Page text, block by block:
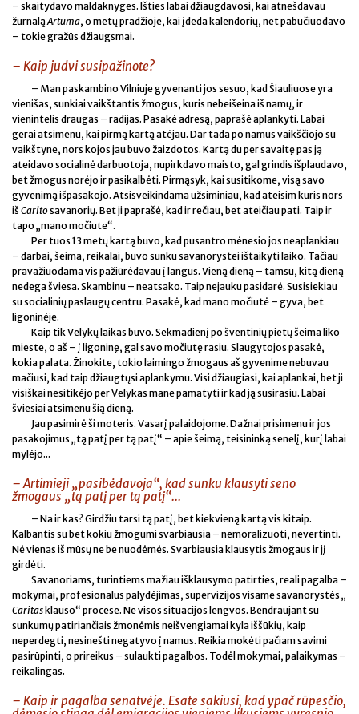
– skaitydavo maldaknyges. Išties labai džiaugdavosi, kai atnešdavau
žurnalą Artuma, o metų pradžioje, kai įdeda kalendorių, net pabučiuodavo
– tokie gražūs džiaugsmai.
– Kaip judvi susipažinote?
– Man paskambino Vilniuje gyvenanti jos sesuo, kad Šiauliuose yra
vienišas, sunkiai vaikštantis žmogus, kuris nebeišeina iš namų, ir
vienintelis draugas – radijas. Pasakė adresą, paprašė aplankyti. Labai
gerai atsimenu, kai pirmą kartą atėjau. Dar tada po namus vaikščiojo su
vaikštyne, nors kojos jau buvo žaizdotos. Kartą du per savaitę pas ją
ateidavo socialinė darbuotoja, nupirkdavo maisto, gal grindis išplaudavo,
bet žmogus norėjo ir pasikalbėti. Pirmąsyk, kai susitikome, visą savo
gyvenimą išpasakojo. Atsisveikindama užsiminiau, kad ateisim kuris nors
iš Caritosavanorių. Bet ji paprašė, kad ir rečiau, bet ateičiau pati. Taip ir
tapo „mano močiute“.
Per tuos 13 metų kartą buvo, kad pusantro mėnesio jos neaplankiau
– darbai, šeima, reikalai, buvo sunku savanorystei ištaikyti laiko. Tačiau
pravažiuodama vis pažiūrėdavau į langus. Vieną dieną – tamsu, kitą dieną
nedega šviesa. Skambinu – neatsako. Taip nejauku pasidarė. Susisiekiau
su socialinių paslaugų centru. Pasakė, kad mano močiutė – gyva, bet
ligoninėje.
Kaip tik Velykų laikas buvo. Sekmadienį po šventinių pietų šeima liko
mieste, o aš – į ligoninę, gal savo močiutę rasiu. Slaugytojos pasakė,
kokia palata. Žinokite, tokio laimingo žmogaus aš gyvenime nebuvau
mačiusi, kad taip džiaugtųsi aplankymu. Visi džiaugiasi, kai aplankai, bet ji
visiškai nesitikėjo per Velykas mane pamatyti ir kad ją susirasiu. Labai
šviesiai atsimenu šią dieną.
Jau pasimirė ši moteris. Vasarį palaidojome. Dažnai prisimenu ir jos
pasakojimus „tą patį per tą patį“ – apie šeimą, teisininką senelį, kurį labai
mylėjo...
– Artimieji „pasibėdavoja“, kad sunku klausyti seno
žmogaus „tą patį per tą patį“...
– Na ir kas? Girdžiu tarsi tą patį, bet kiekvieną kartą vis kitaip.
Kalbantis su bet kokiu žmogumi svarbiausia – nemoralizuoti, nevertinti.
Nė vienas iš mūsų ne be nuodėmės. Svarbiausia klausytis žmogaus ir jį
girdėti.
Savanoriams, turintiems mažiau išklausymo patirties, reali pagalba –
mokymai, profesionalus palydėjimas, supervizijos visame savanorystės „
Caritasklauso“ procese. Ne visos situacijos lengvos. Bendraujant su
sunkumų patiriančiais žmonėmis neišvengiamai kyla iššūkių, kaip
neperdegti, nesinešti negatyvo į namus. Reikia mokėti pačiam savimi
pasirūpinti, o prireikus – sulaukti pagalbos. Todėl mokymai, palaikymas –
reikalingas.
– Kaip ir pagalba senatvėje. Esate sakiusi, kad ypač rūpesčio,